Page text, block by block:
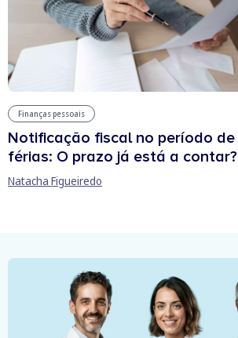
Finanças pessoais
Notificação fiscal no período de
férias: O prazo já está a contar?
Natacha Figueiredo